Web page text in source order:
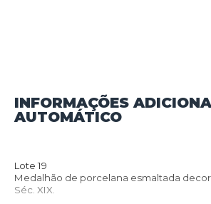
INFORMAÇÕES
AUTOMÁTICO
Lote 19
Medalhão de porcelana esmaltada
Séc. XIX.